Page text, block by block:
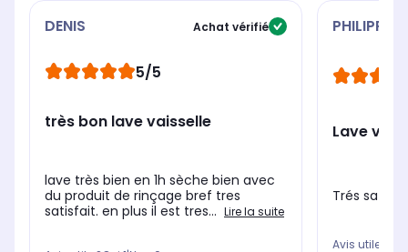
DENIS Achat vérifié
5/5
très bon lave vaisselle
lave très bien en 1h sèche bien avec
du produit de rinçage bref tres
satisfait. en plus il est tres... Lire la suite
PHILIPPE
Lave
Trés
Avis utile ?